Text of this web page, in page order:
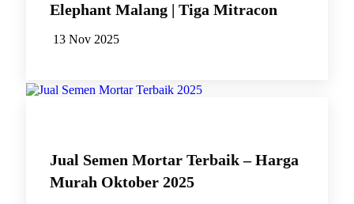
Elephant Malang | Tiga Mitracon
13 Nov 2025
Jual Semen Mortar Terbaik – Harga
Murah Oktober 2025